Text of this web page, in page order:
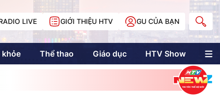
LIVE GIỚI THIỆU HTV GU CỦA BẠN
khỏe Thể thao Giáo dục HTV Show
Multimedia
Multiform